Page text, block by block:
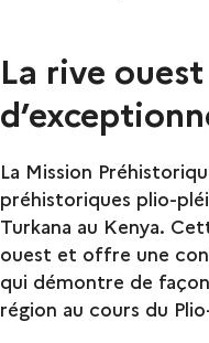
La rive
La Mission
préhistoriques plio-
Turkana au Kenya.
ouest et offre une
qui démontre de
région au cours du